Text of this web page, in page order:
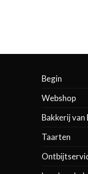
Begin
Webshop
Bakkerij van
Taarten